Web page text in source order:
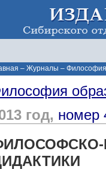
– Журналы –
год, номер